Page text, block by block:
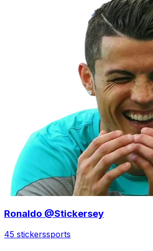
Ronaldo @Stickersey
45 stickerssports